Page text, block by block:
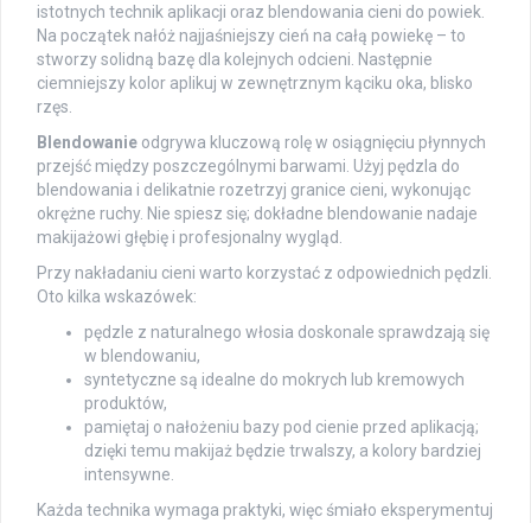
istotnych technik aplikacji oraz blendowania cieni do powiek.
Na początek nałóż najjaśniejszy cień na całą powiekę – to
stworzy solidną bazę dla kolejnych odcieni. Następnie
ciemniejszy kolor aplikuj w zewnętrznym kąciku oka, blisko
rzęs.
Blendowanie odgrywa kluczową rolę w osiągnięciu płynnych
przejść między poszczególnymi barwami. Użyj pędzla do
blendowania i delikatnie rozetrzyj granice cieni, wykonując
okrężne ruchy. Nie spiesz się; dokładne blendowanie nadaje
makijażowi głębię i profesjonalny wygląd.
Przy nakładaniu cieni warto korzystać z odpowiednich pędzli.
Oto kilka wskazówek:
pędzle z naturalnego włosia doskonale sprawdzają się
w blendowaniu,
syntetyczne są idealne do mokrych lub kremowych
produktów,
pamiętaj o nałożeniu bazy pod cienie przed aplikacją;
dzięki temu makijaż będzie trwalszy, a kolory bardziej
intensywne.
Każda technika wymaga praktyki, więc śmiało eksperymentuj